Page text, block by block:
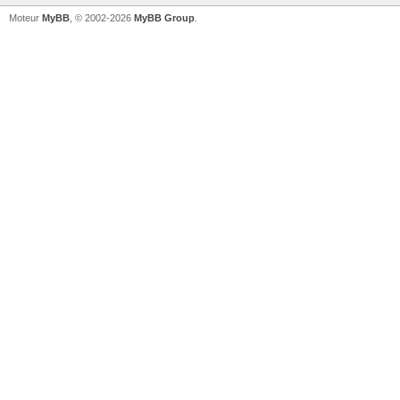
Moteur MyBB , © 2002-2026 MyBB Group